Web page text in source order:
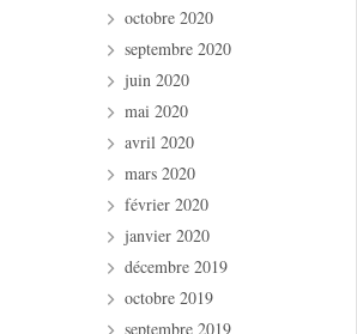
octobre 2020
septembre 2020
juin 2020
mai 2020
avril 2020
mars 2020
février 2020
janvier 2020
décembre 2019
octobre 2019
septembre 2019